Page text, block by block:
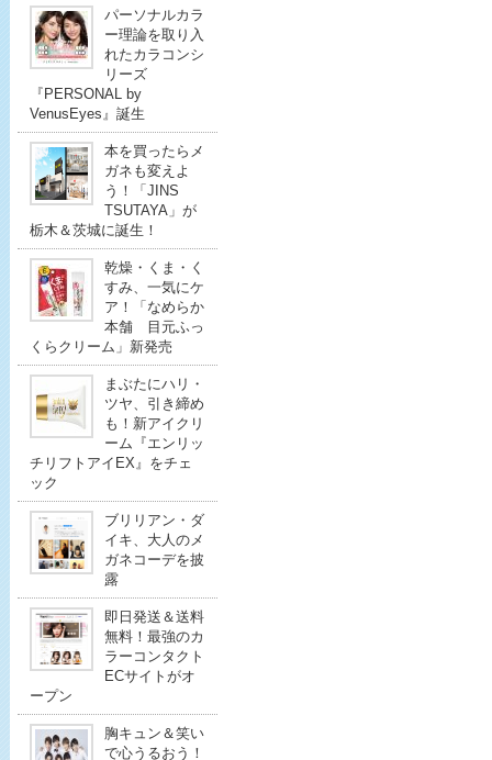
パーソナルカラ
ー理論を取り入
れたカラコンシ
リーズ
『PERSONAL by
VenusEyes』誕生
本を買ったらメ
ガネも変えよ
う！「JINS
TSUTAYA」が
栃木＆茨城に誕生！
乾燥・くま・く
すみ、一気にケ
ア！「なめらか
本舗 目元ふっ
くらクリーム」新発売
まぶたにハリ・
ツヤ、引き締め
も！新アイクリ
ーム『エンリッ
チリフトアイEX』をチェ
ック
ブリリアン・ダ
イキ、大人のメ
ガネコーデを披
露
即日発送＆送料
無料！最強のカ
ラーコンタクト
ECサイトがオ
ープン
胸キュン＆笑い
で心うるおう！